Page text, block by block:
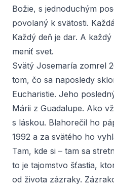
Božie, s jednoduchým
povolaný k svätosti.
Každý deň je dar. A
meniť svet.
Svätý Josemaría zomrel
tom, čo sa naposledy
Eucharistie. Jeho
Márii z Guadalupe. Ako
s láskou. Blahorečil ho
1992 a za svätého ho
Tam, kde si – tam sa
to je tajomstvo šťastia,
od života zázraky.